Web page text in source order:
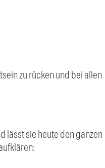
zu rücken und bei allen
lässt sie heute den ganzen